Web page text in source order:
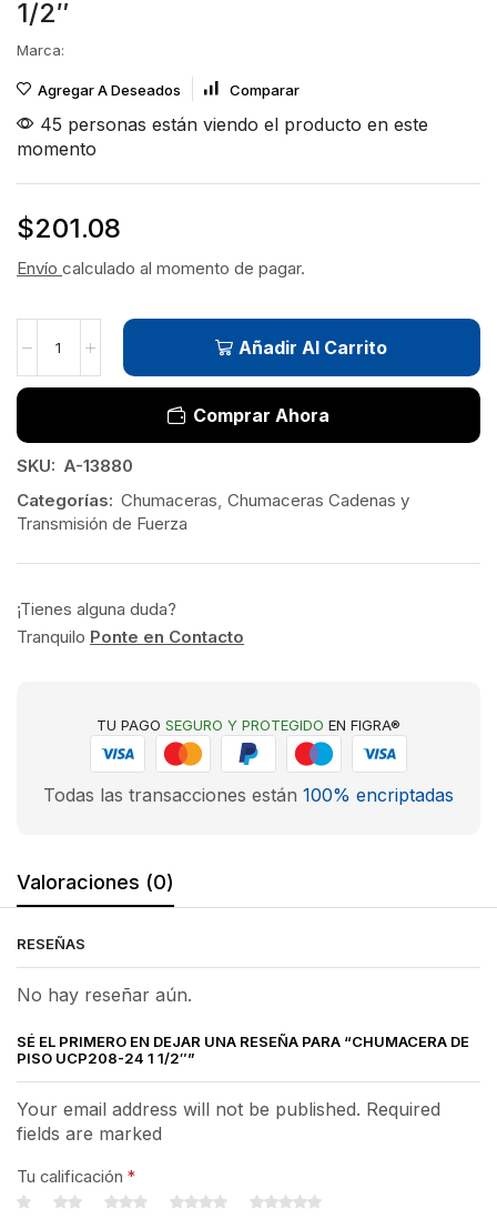
1/2″
Marca:
Agregar A Deseados Comparar
45 personas están viendo el producto en este
momento
$201.08
Envío calculado al momento de pagar.
Añadir Al Carrito
Comprar Ahora
SKU: A-13880
Categorías: Chumaceras, Chumaceras Cadenas y
Transmisión de Fuerza
¡Tienes alguna duda?
Tranquilo Ponte en Contacto
TU PAGO SEGURO Y PROTEGIDO EN FIGRA®
Todas las transacciones están 100% encriptadas
Valoraciones (0)
RESEÑAS
No hay reseñar aún.
SÉ EL PRIMERO EN DEJAR UNA RESEÑA PARA “CHUMACERA DE
PISO UCP208-24 1 1/2″”
Your email address will not be published. Required
fields are marked
Tu calificación *